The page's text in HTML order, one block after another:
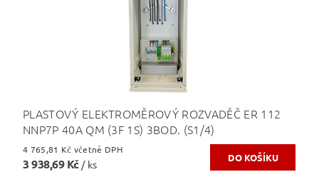
PLASTOVÝ ELEKTROMĚROVÝ ROZVADĚČ ER 112
NNP7P 40A QM (3F 1S) 3BOD. (S1/4)
4 765,81 Kč včetně DPH
3 938,69 Kč / ks